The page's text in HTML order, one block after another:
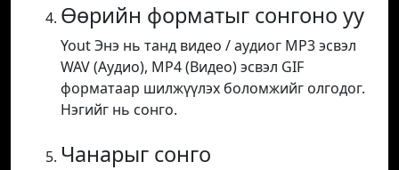
Өөрийн форматыг сонгоно уу
Yout Энэ нь танд видео / аудиог MP3 эсвэл
WAV (Аудио), MP4 (Видео) эсвэл GIF
форматаар шилжүүлэх боломжийг олгодог.
Нэгийг нь сонго.
Чанарыг сонго